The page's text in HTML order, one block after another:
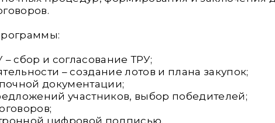
сбор и согласование ТРУ;
– создание лотов и плана закупок;
документации;
участников, выбор победителей;
цифровой подписью.